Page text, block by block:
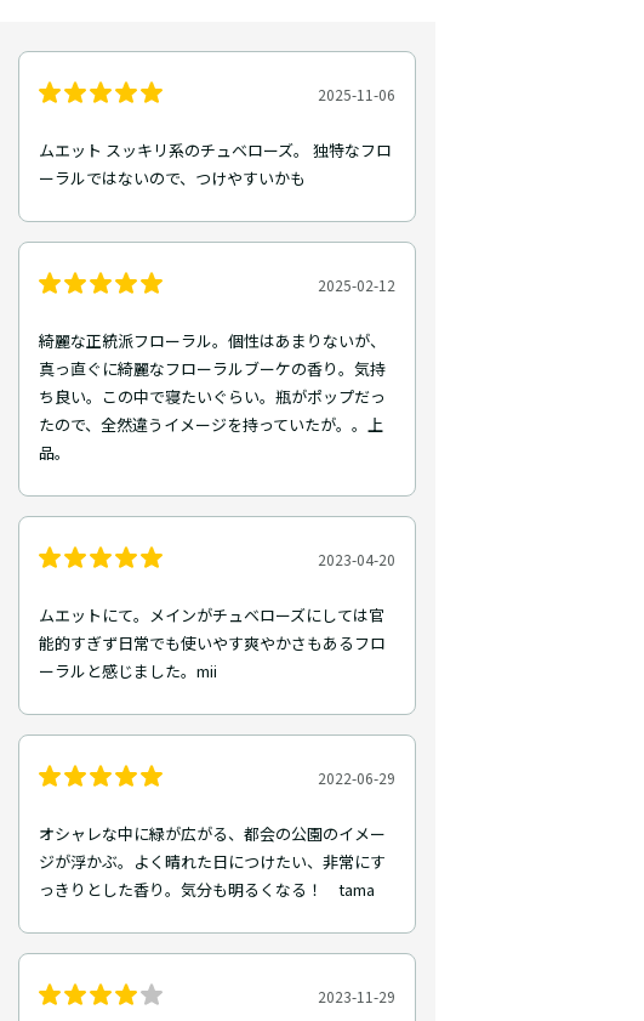
2025-11-06
ムエット スッキリ系のチュベローズ。 独特なフロ
ーラルではないので、つけやすいかも
2025-02-12
綺麗な正統派フローラル。個性はあまりないが、
真っ直ぐに綺麗なフローラルブーケの香り。気持
ち良い。この中で寝たいぐらい。瓶がポップだっ
たので、全然違うイメージを持っていたが。。上
品。
2023-04-20
ムエットにて。メインがチュベローズにしては官
能的すぎず日常でも使いやす爽やかさもあるフロ
ーラルと感じました。mii
2022-06-29
オシャレな中に緑が広がる、都会の公園のイメー
ジが浮かぶ。よく晴れた日につけたい、非常にす
っきりとした香り。気分も明るくなる！ tama
2023-11-29